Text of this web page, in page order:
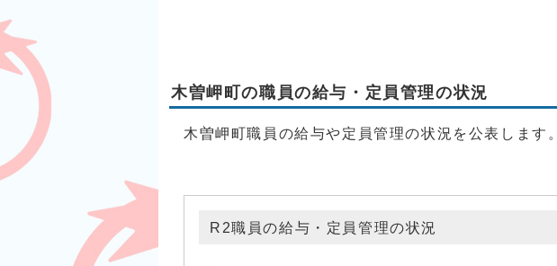
木曽岬町の職員の給与・定員管理の状況
木曽岬町職員の給与や定員管理の状況を公表します。
R2職員の給与・定員管理の状況